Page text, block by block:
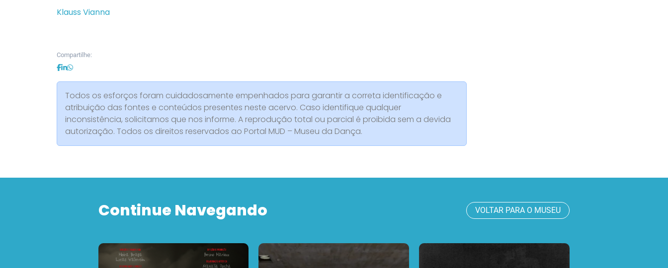
Klauss Vianna
Compartilhe:
Todos os esforços foram cuidadosamente empenhados para garantir a correta identificação e
atribuição das fontes e conteúdos presentes neste acervo. Caso identifique qualquer
inconsistência, solicitamos que nos informe. A reprodução total ou parcial é proibida sem a devida
autorização. Todos os direitos reservados ao Portal MUD – Museu da Dança.
Continue Navegando VOLTAR PARA O MUSEU